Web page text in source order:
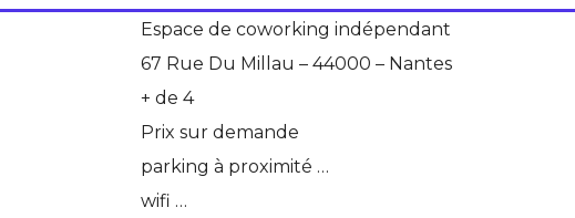
Espace de coworking indépendant
67 Rue Du Millau – 44000 – Nantes
+ de 4
Prix sur demande
parking à proximité …
wifi …